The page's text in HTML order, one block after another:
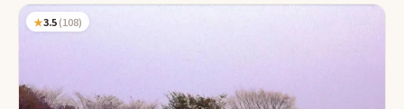
★3.5(108)